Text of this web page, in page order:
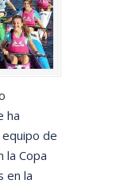
ha
de
la Copa
en la